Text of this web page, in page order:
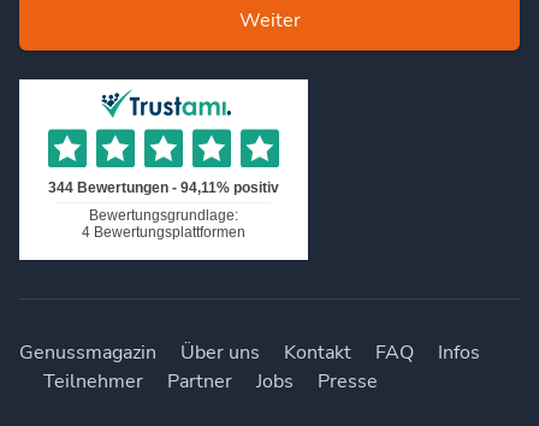
Weiter
Genussmagazin Über uns Kontakt FAQ
Infos
Teilnehmer
Partner Jobs Presse